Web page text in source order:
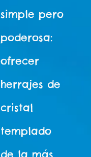
simple pero
poderosa:
ofrecer
herrajes de
cristal
templado
de la más